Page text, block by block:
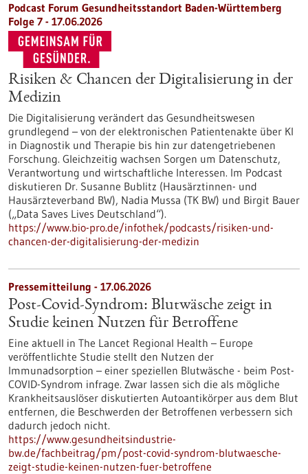
Podcast Forum Gesundheitsstandort Baden-Württemberg
Folge 7 - 17.06.2026
Risiken & Chancen der Digitalisierung in der
Medizin
Die Digitalisierung verändert das Gesundheitswesen
grundlegend – von der elektronischen Patientenakte über KI
in Diagnostik und Therapie bis hin zur datengetriebenen
Forschung. Gleichzeitig wachsen Sorgen um Datenschutz,
Verantwortung und wirtschaftliche Interessen. Im Podcast
diskutieren Dr. Susanne Bublitz (Hausärztinnen- und
Hausärzteverband BW), Nadia Mussa (TK BW) und Birgit Bauer
(„Data Saves Lives Deutschland“).
https://www.bio-pro.de/infothek/podcasts/risiken-und-
chancen-der-digitalisierung-der-medizin
Pressemitteilung - 17.06.2026
Post-Covid-Syndrom: Blutwäsche zeigt in
Studie keinen Nutzen für Betroffene
Eine aktuell in The Lancet Regional Health – Europe
veröffentlichte Studie stellt den Nutzen der
Immunadsorption – einer speziellen Blutwäsche - beim Post-
COVID-Syndrom infrage. Zwar lassen sich die als mögliche
Krankheitsauslöser diskutierten Autoantikörper aus dem Blut
entfernen, die Beschwerden der Betroffenen verbessern sich
dadurch jedoch nicht.
https://www.gesundheitsindustrie-
bw.de/fachbeitrag/pm/post-covid-syndrom-blutwaesche-
zeigt-studie-keinen-nutzen-fuer-betroffene